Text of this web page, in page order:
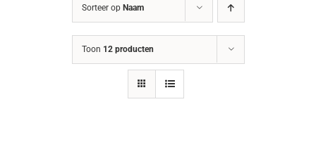
Steun BONAS
Sorteer op Naam
Toon 12 producten